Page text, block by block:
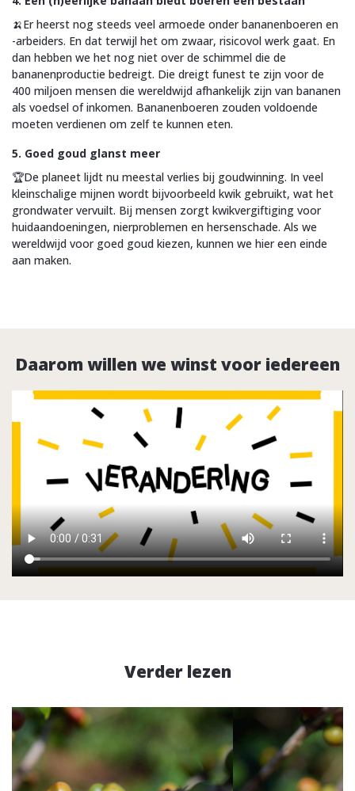
🍌Er heerst nog steeds veel armoede onder bananenboeren en
-arbeiders. En dat terwijl het om zwaar, risicovol werk gaat. En
dan hebben we het nog niet over de schimmel die de
bananenproductie bedreigt. Die dreigt funest te zijn voor de
400 miljoen mensen die wereldwijd afhankelijk zijn van bananen
als voedsel of inkomen. Bananenboeren zouden voldoende
moeten verdienen om zelf te kunnen eten.
5. Goed goud glanst meer
🏆De planeet lijdt nu meestal verlies bij goudwinning. In veel
kleinschalige mijnen wordt bijvoorbeeld kwik gebruikt, wat het
grondwater vervuilt. Bij mensen zorgt kwikvergiftiging voor
huidaandoeningen, nierproblemen en hersenschade. Als we
wereldwijd voor goed goud kiezen, kunnen we hier een einde
aan maken.
Daarom willen we winst voor iedereen
Verder lezen